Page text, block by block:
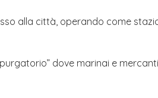
alla città, operando come
dove marinai e